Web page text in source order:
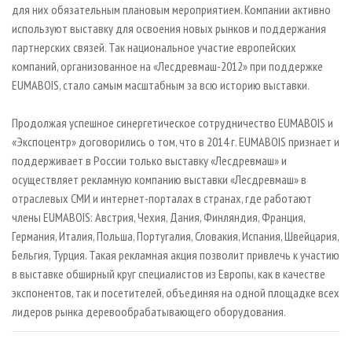
для них обязательным плановым мероприятием. Компании активно
используют выставку для освоения новых рынков и поддержания
партнерских связей. Так национальное участие европейских
компаний, организованное на «Лесдревмаш-2012» при поддержке
EUMABOIS, стало самым масштабным за всю историю выставки.
Продолжая успешное синергетическое сотрудничество EUMABOIS и
«Экспоцентр» договорились о том, что в 2014 г. EUMABOIS признает и
поддерживает в России только выставку «Лесдревмаш» и
осуществляет рекламную компанию выставки «Лесдревмаш» в
отраслевых СМИ и интернет-порталах в странах, где работают
члены EUMABOIS: Австрия, Чехия, Дания, Финляндия, Франция,
Германия, Италия, Польша, Португалия, Словакия, Испания, Швейцария,
Бельгия, Турция. Такая рекламная акция позволит привлечь к участию
в выставке обширный круг специалистов из Европы, как в качестве
экспонентов, так и посетителей, объединяя на одной площадке всех
лидеров рынка деревообрабатывающего оборудования.